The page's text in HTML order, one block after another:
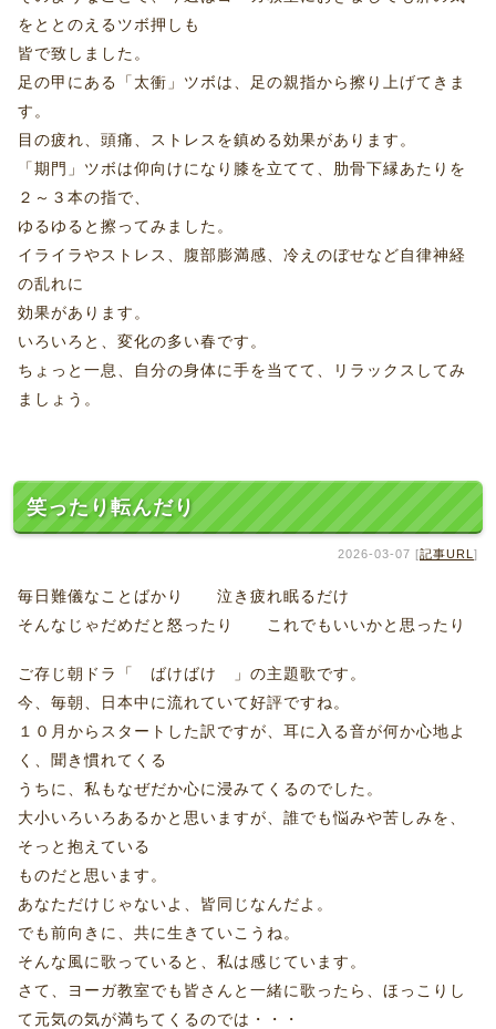
をととのえるツボ押しも
皆で致しました。
足の甲にある「太衝」ツボは、足の親指から擦り上げてきま
す。
目の疲れ、頭痛、ストレスを鎮める効果があります。
「期門」ツボは仰向けになり膝を立てて、肋骨下縁あたりを
２～３本の指で、
ゆるゆると擦ってみました。
イライラやストレス、腹部膨満感、冷えのぼせなど自律神経
の乱れに
効果があります。
いろいろと、変化の多い春です。
ちょっと一息、自分の身体に手を当てて、リラックスしてみ
ましょう。
笑ったり転んだり
2026-03-07 [記事URL ]
毎日難儀なことばかり 泣き疲れ眠るだけ
そんなじゃだめだと怒ったり これでもいいかと思ったり
ご存じ朝ドラ「 ばけばけ 」の主題歌です。
今、毎朝、日本中に流れていて好評ですね。
１０月からスタートした訳ですが、耳に入る音が何か心地よ
く、聞き慣れてくる
うちに、私もなぜだか心に浸みてくるのでした。
大小いろいろあるかと思いますが、誰でも悩みや苦しみを、
そっと抱えている
ものだと思います。
あなただけじゃないよ、皆同じなんだよ。
でも前向きに、共に生きていこうね。
そんな風に歌っていると、私は感じています。
さて、ヨーガ教室でも皆さんと一緒に歌ったら、ほっこりし
て元気の気が満ちてくるのでは・・・